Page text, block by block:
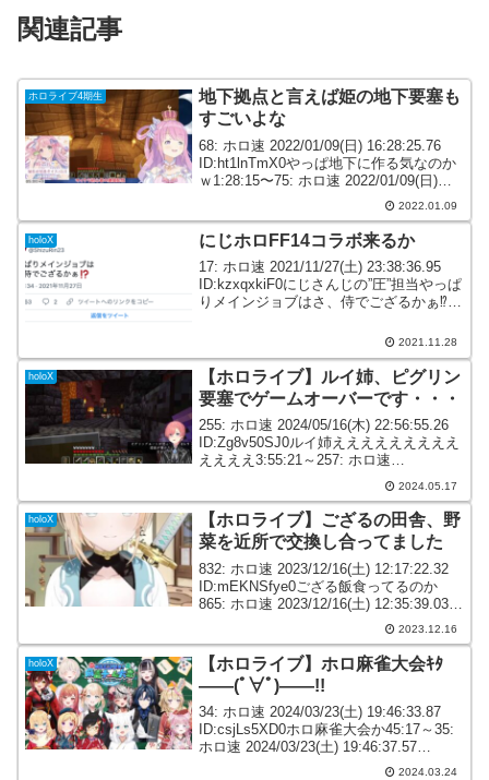
関連記事
ホロライブ4期生
地下拠点と言えば姫の地下要塞も
すごいよな
68: ホロ速 2022/01/09(日) 16:28:25.76
ID:ht1lnTmX0やっぱ地下に作る気なのか
ｗ1:28:15〜75: ホロ速 2022/01/09(日)
16:29:21.58 ID:uxbXD2TNr地下拠点と言
2022.01.09
holoX にじホロFF14コラボ来るか
17: ホロ速 2021/11/27(土) 23:38:36.95
ID:kzxqxkiF0にじさんじの”圧”担当やっぱ
りメインジョブはさ、侍でござるかぁ⁉️—
2021.11.28
holoX
【ホロライブ】ルイ姉、ピグリン
要塞でゲームオーバーです・・・
255: ホロ速 2024/05/16(木) 22:56:55.26
ID:Zg8v50SJ0ルイ姉えええええええええ
ええええ3:55:21～257: ホロ速
2024/05/16(木) 22:57:00.32 ID:gfaoRd8r0
2024.05.17
holoX
【ホロライブ】ござるの田舎、野
菜を近所で交換し合ってました
832: ホロ速 2023/12/16(土) 12:17:22.32
ID:mEKNSfye0ござる飯食ってるのか
865: ホロ速 2023/12/16(土) 12:35:39.03
ID:mEKNSfye0ござる焼きそば美味そう
2023.12.16
holoX
【ホロライブ】ホロ麻雀大会ｷﾀ
――(ﾟ∀ﾟ)――!!
34: ホロ速 2024/03/23(土) 19:46:33.87
ID:csjLs5XD0ホロ麻雀大会か45:17～35:
ホロ速 2024/03/23(土) 19:46:37.57
ID:LvEw4HWm0麻雀大会きたー36: ホロ
2024.03.24